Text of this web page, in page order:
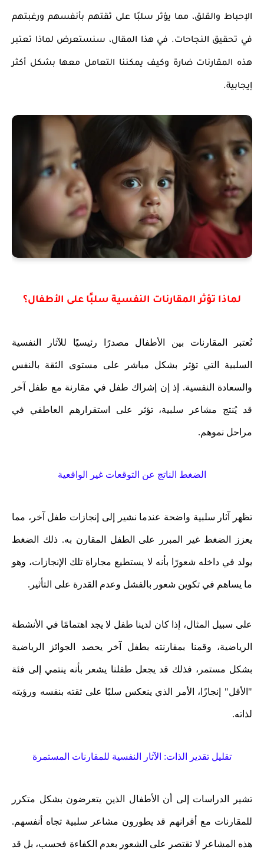
الإحباط والقلق، مما يؤثر سلبًا على ثقتهم بأنفسهم ورغبتهم
في تحقيق النجاحات. في هذا المقال، سنستعرض لماذا تعتبر
هذه المقارنات ضارة وكيف يمكننا التعامل معها بشكل أكثر
إيجابية.
لماذا تؤثر المقارنات النفسية سلبًا على الأطفال؟
تُعتبر المقارنات بين الأطفال مصدرًا رئيسيًا للآثار النفسية
السلبية التي تؤثر بشكل مباشر على مستوى الثقة بالنفس
والسعادة النفسية. إذ إن إشراك طفل في مقارنة مع طفل آخر
قد يُنتج مشاعر سلبية، تؤثر على استقرارهم العاطفي في
مراحل نموهم.
الضغط الناتج عن التوقعات غير الواقعية
تظهر آثار سلبية واضحة عندما نشير إلى إنجازات طفل آخر، مما
يعزز الضغط غير المبرر على الطفل المقارن به. ذلك الضغط
يولد في داخله شعورًا بأنه لا يستطيع مجاراة تلك الإنجازات، وهو
ما يساهم في تكوين شعور بالفشل وعدم القدرة على التأثير.
على سبيل المثال، إذا كان لدينا طفل لا يجد اهتمامًا في الأنشطة
الرياضية، وقمنا بمقارنته بطفل آخر يحصد الجوائز الرياضية
بشكل مستمر، فذلك قد يجعل طفلنا يشعر بأنه ينتمي إلى فئة
"الأقل" إنجازًا، الأمر الذي ينعكس سلبًا على ثقته بنفسه ورؤيته
لذاته.
تقليل تقدير الذات: الآثار النفسية للمقارنات المستمرة
تشير الدراسات إلى أن الأطفال الذين يتعرضون بشكل متكرر
للمقارنات مع أقرانهم قد يطورون مشاعر سلبية تجاه أنفسهم.
هذه المشاعر لا تقتصر على الشعور بعدم الكفاءة فحسب، بل قد